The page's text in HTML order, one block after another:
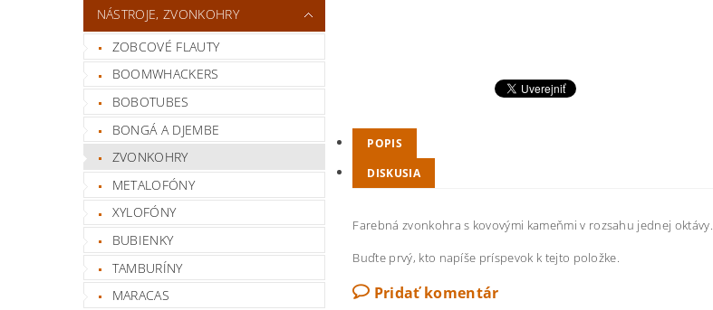
NÁSTROJE, ZVONKOHRY
ZOBCOVÉ FLAUTY
BOOMWHACKERS
BOBOTUBES
BONGÁ A DJEMBE
ZVONKOHRY
METALOFÓNY
XYLOFÓNY
BUBIENKY
TAMBURÍNY
MARACAS
POPIS
DISKUSIA
Farebná zvonkohra s kovovými kameňmi v rozsahu jednej oktávy.
Buďte prvý, kto napíše príspevok k tejto položke.
Pridať komentár